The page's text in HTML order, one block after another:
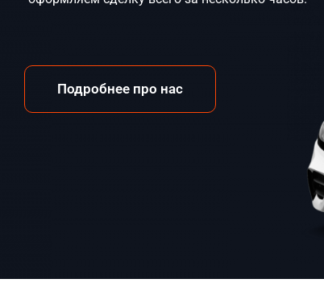
Подробнее про нас